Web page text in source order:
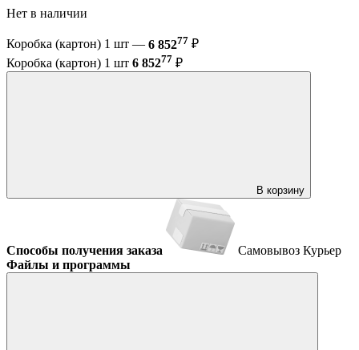
Нет в наличии
Коробка (картон) 1 шт — 6 85277 ₽
Коробка (картон) 1 шт 6 85277 ₽
В корзину
Способы получения заказа Самовывоз Курьер
Файлы и программы